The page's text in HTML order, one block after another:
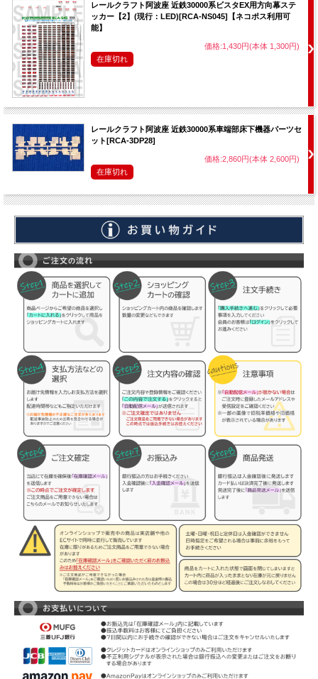
レールクラフト阿波座 近鉄30000系ビスタEX用方向幕ステ
ッカー【2】(現行：LED)[RCA-NS045]【ネコポス利用可
能】
価格:1,430円(本体 1,300円)
在庫切れ
レールクラフト阿波座 近鉄30000系車端部床下機器パーツセ
ット[RCA-3DP28]
価格:2,860円(本体 2,600円)
在庫切れ